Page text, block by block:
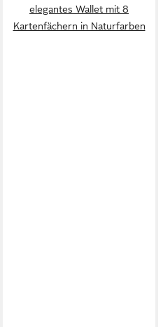
elegantes Wallet mit 8
Kartenfächern in Naturfarben